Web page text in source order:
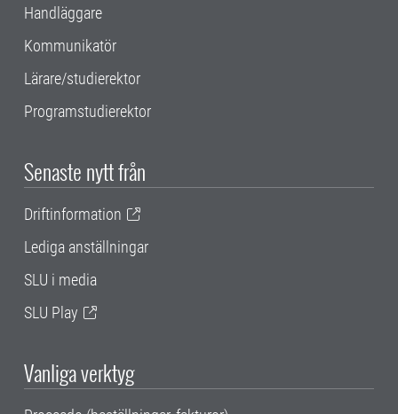
Handläggare
Kommunikatör
Lärare/studierektor
Programstudierektor
Senaste nytt från
Driftinformation
Lediga anställningar
SLU i media
SLU Play
Vanliga verktyg